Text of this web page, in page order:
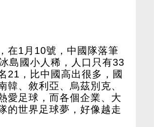
在1月10號，中國隊落筆
島國小人稀，人口只有33
21，比中國高出很多，國
韓、敘利亞、烏茲別克、
愛足球，而各個企業、大
的世界足球夢，好像越走